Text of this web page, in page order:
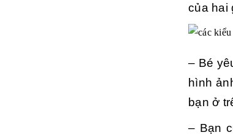
của hai
– Bé
hình
bạn ở
– Bạn